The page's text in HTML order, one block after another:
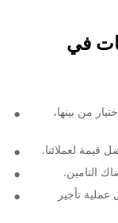
في
من بينها،
قيمة لعملائنا.
التامين.
تأجير